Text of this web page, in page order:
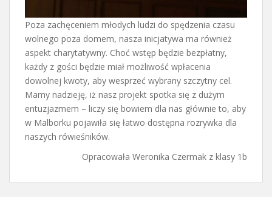
Poza zachęceniem młodych ludzi do spędzenia czasu
wolnego poza domem, nasza inicjatywa ma również
aspekt charytatywny. Choć wstęp będzie bezpłatny,
każdy z gości będzie miał możliwość wpłacenia
dowolnej kwoty, aby wesprzeć wybrany szczytny cel.
Mamy nadzieję, iż nasz projekt spotka się z dużym
entuzjazmem – liczy się bowiem dla nas głównie to, aby
w Malborku pojawiła się łatwo dostępna rozrywka dla
naszych rówieśników.
Opracowała Weronika Czermak z klasy 1b